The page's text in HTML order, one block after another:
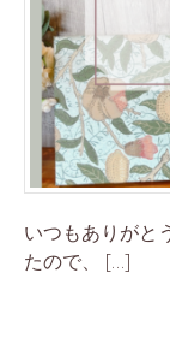
いつもありがと
たので、 […]